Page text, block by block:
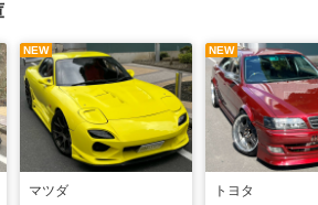
NEW
マツダ
NEW
トヨタ